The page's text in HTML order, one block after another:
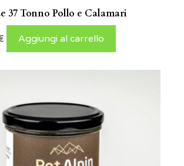
37 Tonno Pollo e Calamari
Aggiungi al carrello